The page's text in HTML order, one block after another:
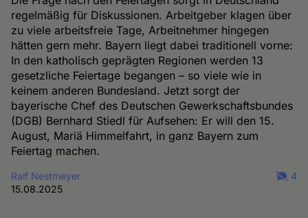
regelmäßig für Diskussionen. Arbeitgeber klagen über
zu viele arbeitsfreie Tage, Arbeitnehmer hingegen
hätten gern mehr. Bayern liegt dabei traditionell vorne:
In den katholisch geprägten Regionen werden 13
gesetzliche Feiertage begangen – so viele wie in
keinem anderen Bundesland. Jetzt sorgt der
bayerische Chef des Deutschen Gewerkschaftsbundes
(DGB) Bernhard Stiedl für Aufsehen: Er will den 15.
August, Mariä Himmelfahrt, in ganz Bayern zum
Feiertag machen.
Ralf Nestmeyer
15.08.2025
4